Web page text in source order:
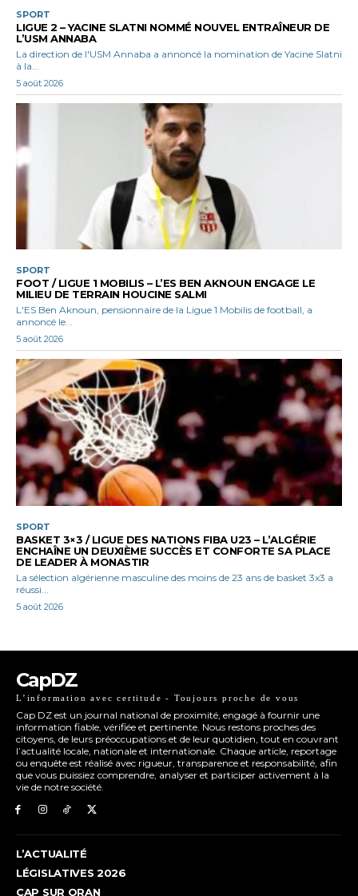
SPORT
LIGUE 2 – YACINE SLATNI NOMMÉ NOUVEL ENTRAÎNEUR DE
L’USM ANNABA
La direction de l'USM Annaba a annoncé la nomination de Yacine Slatni
à la...
5 août 2026
SPORT
FOOT / LIGUE 1 MOBILIS – L’ES BEN AKNOUN ENGAGE LE
MILIEU DE TERRAIN HOUCINE SALMI
L'ES Ben Aknoun, pensionnaire de la Ligue 1 Mobilis de football, a
annoncé le...
5 août 2026
SPORT
BASKET 3×3 / LIGUE DES NATIONS FIBA U23 – L’ALGÉRIE
ENCHAÎNE UN DEUXIÈME SUCCÈS ET CONFORTE SA PLACE
DE LEADER À MONASTIR
La sélection algérienne masculine des moins de 23 ans de basket 3x3 a
réussi...
5 août 2026
CapDZ
L’information avec certitude - Toujours proche de vous
Cap DZ est un journal national de proximité, engagé à fournir une
information fiable, vérifiée et pertinente. Nous restons proches des
citoyens, de leurs préoccupations et de leur quotidien, tout en couvrant
l’actualité locale, nationale et internationale. Chaque article, reportage
ou enquête est réalisé avec rigueur, transparence et responsabilité, afin
que vous puissiez comprendre, analyser et participer activement à la
vie de notre société.
L’ACTUALITÉ
LÉGISLATIVES 2026
CAP SUR ORAN